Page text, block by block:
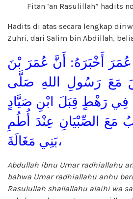
Fitan ‘an Rasulillah” hadits
Hadits di atas secara lengkap
Zuhri, dari Salim bin Abdillah,
عُمَرَ أَخْبَرَهُ: أَنَّ عُمَرَ بْنَ
مَعَ رَسُولِ اللهِ صَلَّى
فِي رَهْطٍ قِبَلَ ابْنِ صَيَّادٍ
مَعَ الصِّبْيَانِ عِنْدَ أُطُمِ
بَنِي مَغَالَةَ،
Abdullah ibnu Umar radhiallahu
bahwa Umar radhiallahu anhu
Rasulullah shallallahu alaihi wa